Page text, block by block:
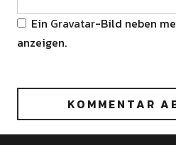
Ein Gravatar-Bild neben
anzeigen.